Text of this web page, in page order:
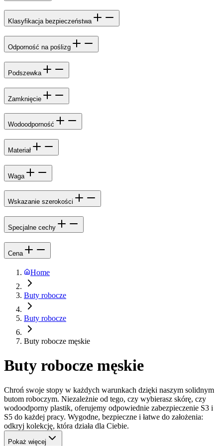
Klasyfikacja bezpieczeństwa
Odporność na poślizg
Podszewka
Zamknięcie
Wodoodporność
Materiał
Waga
Wskazanie szerokości
Specjalne cechy
Cena
Home
Buty robocze
Buty robocze
Buty robocze męskie
Buty robocze męskie
Chroń swoje stopy w każdych warunkach dzięki naszym solidnym
butom roboczym. Niezależnie od tego, czy wybierasz skórę, czy
wodoodporny plastik, oferujemy odpowiednie zabezpieczenie S3 i
S5 do każdej pracy. Wygodne, bezpieczne i łatwe do założenia:
odkryj kolekcję, która działa dla Ciebie.
Pokaż więcej